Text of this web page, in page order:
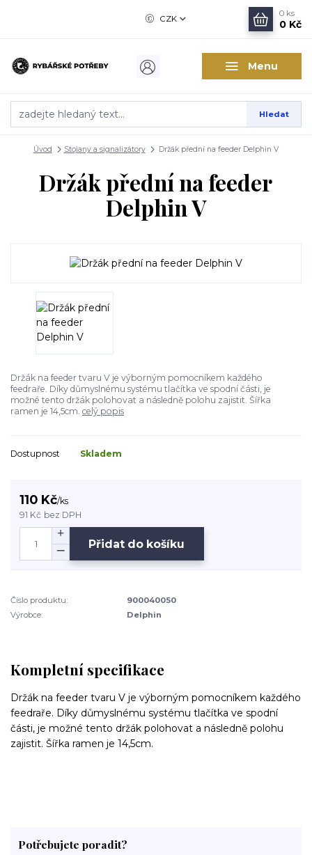
Menu
CZK
Hledat
0 ks
0 Kč
Úvod Stojany a signalizátory Držák přední na feeder Delphin V
Držák přední na feeder
Delphin V
Držák na feeder tvaru V je výborným pomocníkem každého
feedraře. Díky důmyslnému systému tlačítka ve spodní části, je
možné tento držák polohovat a následně polohu zajistit. Šířka
ramen je 14,5cm. celý popis
Dostupnost Skladem
110 Kč/ks
91 Kč bez DPH
Přidat do košíku
Číslo produktu:
900040050
Výrobce:
Delphin
Kompletní specifikace
Držák na feeder tvaru V je výborným pomocníkem každého
feedraře. Díky důmyslnému systému tlačítka ve spodní
části, je možné tento držák polohovat a následně polohu
zajistit. Šířka ramen je 14,5cm.
Potřebujete poradit?